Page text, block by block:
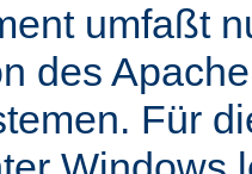
umfaßt
des
Für